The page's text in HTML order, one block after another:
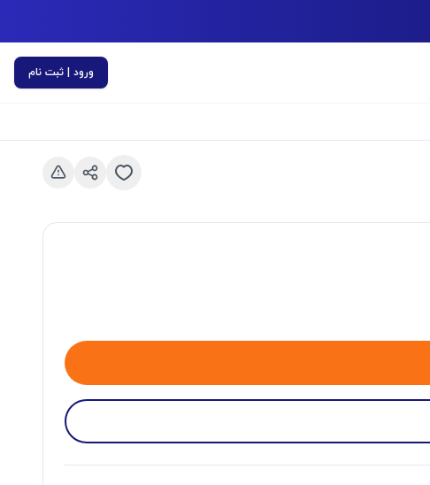
ورود | ثبت نام